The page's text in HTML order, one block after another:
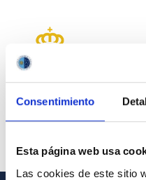
Consentimiento
Esta página web usa
Las cookies de este sitio